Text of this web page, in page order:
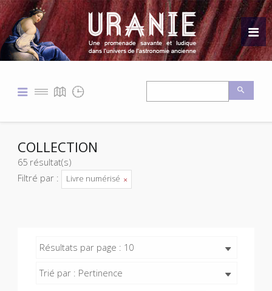
COLLECTION
65 résultat(s)
Filtré par :
Livre numérisé
Résultats par page : 10
Trié par : Pertinence